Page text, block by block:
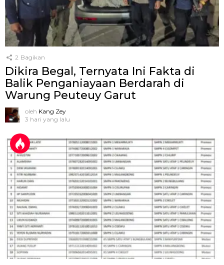
2 Bagikan
Dikira Begal, Ternyata Ini Fakta di
Balik Penganiayaan Berdarah di
Warung Peuteuy Garut
oleh Kang Zey
3 hari yang lalu